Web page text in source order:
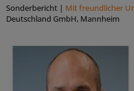
Sonderbericht | Mit freundlicher
Deutschland GmbH, Mannheim